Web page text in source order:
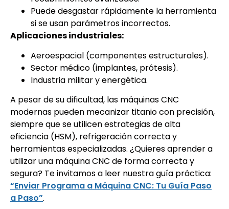
Puede desgastar rápidamente la herramienta
si se usan parámetros incorrectos.
Aplicaciones industriales:
Aeroespacial (componentes estructurales).
Sector médico (implantes, prótesis).
Industria militar y energética.
A pesar de su dificultad, las máquinas CNC
modernas pueden mecanizar titanio con precisión,
siempre que se utilicen estrategias de alta
eficiencia (HSM), refrigeración correcta y
herramientas especializadas. ¿Quieres aprender a
utilizar una máquina CNC de forma correcta y
segura? Te invitamos a leer nuestra guía práctica:
“Enviar Programa a Máquina CNC: Tu Guía Paso
a Paso”.